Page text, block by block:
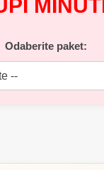
Odaberite paket: